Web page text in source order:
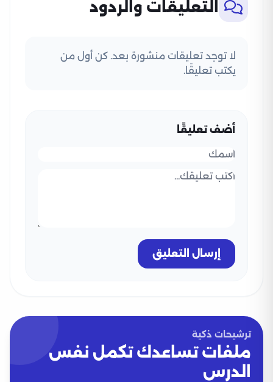
التعليقات والردود
لا توجد تعليقات منشورة بعد. كن أول من
يكتب تعليقًا.
أضف تعليقًا
إرسال التعليق
ترشيحات ذكية
ملفات تساعدك تكمل نفس
الدرس